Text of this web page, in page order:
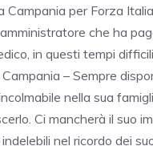
Campania per Forza
che ha
in questi tempi
– Sempre
nella sua
Ci mancherà il suo
nel ricordo dei